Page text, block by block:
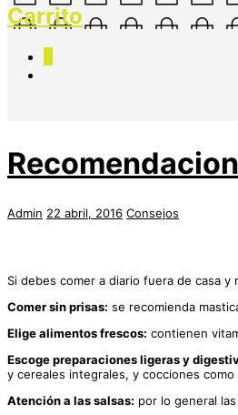
Carrito
Admin 22 abril, 2016 Consejos
Si debes comer a diario fuera de casa
Comer sin prisas: se recomienda
Elige alimentos frescos: contienen
Escoge preparaciones ligeras y
y cereales integrales, y cocciones
Atención a las salsas: por lo general